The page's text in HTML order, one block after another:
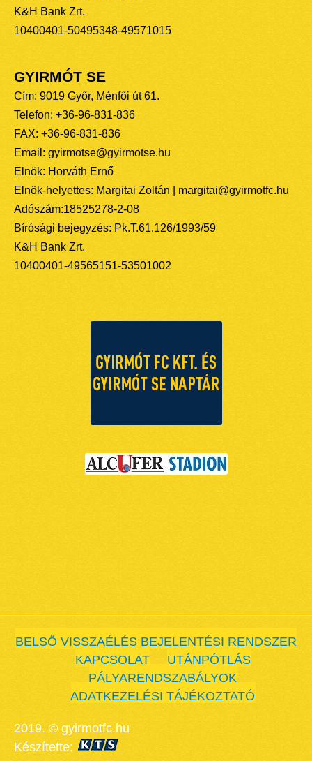
K&H Bank Zrt.
10400401-50495348-49571015
GYIRMÓT SE
Cím: 9019 Győr, Ménfői út 61.
Telefon: +36-96-831-836
FAX: +36-96-831-836
Email: gyirmotse@gyirmotse.hu
Elnök: Horváth Ernő
Elnök-helyettes: Margitai Zoltán | margitai@gyirmotfc.hu
Adószám:18525278-2-08
Bírósági bejegyzés: Pk.T.61.126/1993/59
K&H Bank Zrt.
10400401-49565151-53501002
BELSŐ VISSZAÉLÉS BEJELENTÉSI RENDSZER
KAPCSOLAT
UTÁNPÓTLÁS
PÁLYARENDSZABÁLYOK
ADATKEZELÉSI TÁJÉKOZTATÓ
2019. © gyirmotfc.hu
Készítette: